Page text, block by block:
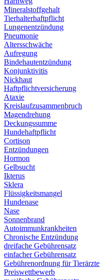
Mineralstoffgehalt
Tierhalterhaftpflicht
Lungenentzündung
Pneumonie
Altersschwäche
Aufregung
Bindehautentzündung
Konjunktivitis
Nickhaut
Haftpflichtversicherung
Ataxie
Kreislaufzusammenbruch
Magendrehung
Deckungssumme
Hundehaftpflicht
Cortison
Entzündungen
Hormon
Gelbsucht
Ikterus
Sklera
Flüssigkeitsmangel
Hundenase
Nase
Sonnenbrand
Autoimmunkrankheiten
Chronische Entzündung
dreifache Gebührensatz
einfacher Gebührensatz
Gebührenordnung für Tierärzte
Preiswettbewerb